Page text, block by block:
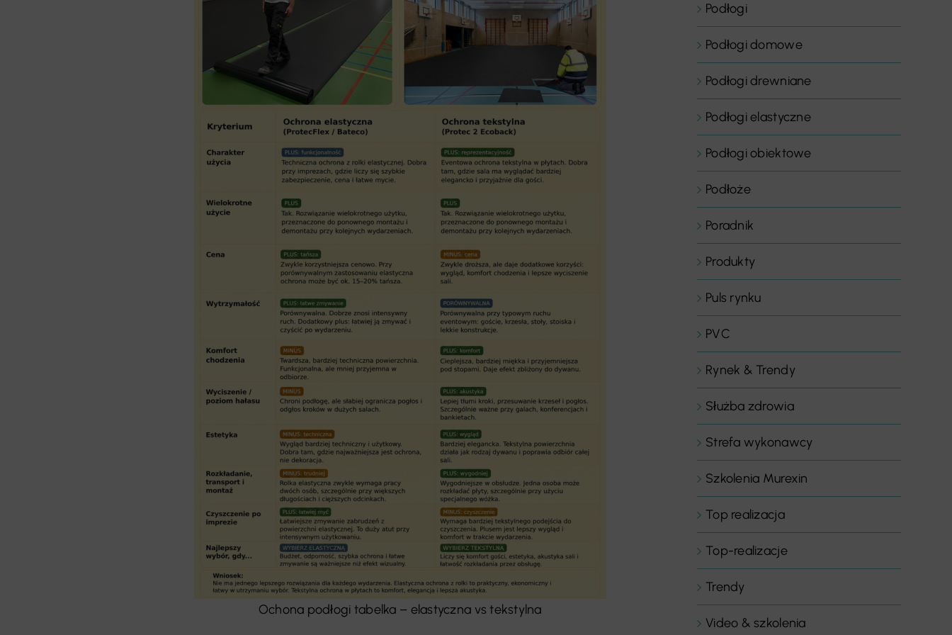
Ochona podłogi tabelka – elastyczna vs tekstylna
Podłogi
Podłogi domowe
Podłogi drewniane
Podłogi elastyczne
Podłogi obiektowe
Podłoże
Poradnik
Produkty
Puls rynku
PVC
Rynek & Trendy
Służba zdrowia
Strefa wykonawcy
Szkolenia Murexin
Top realizacja
Top-realizacje
Trendy
Video & szkolenia